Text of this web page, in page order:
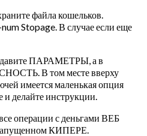
файла кошельков.
Stopage. В случае если еще
ПАРАМЕТРЫ, а в
В том месте вверху
имеется маленькая опция
делайте инструкции.
операции с деньгами ВЕБ
КИПЕРЕ.